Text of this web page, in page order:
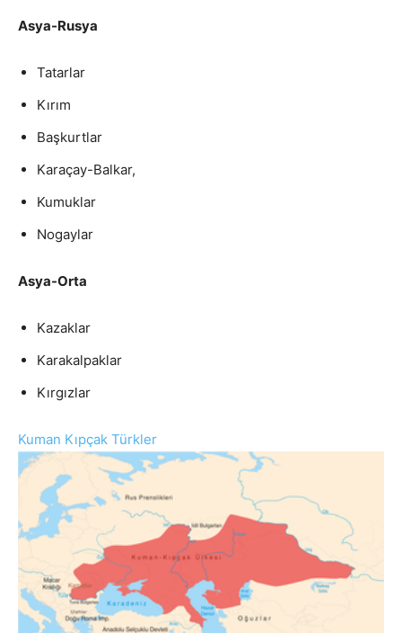
Asya-Rusya
Tatarlar
Kırım
Başkurtlar
Karaçay-Balkar,
Kumuklar
Nogaylar
Asya-Orta
Kazaklar
Karakalpaklar
Kırgızlar
Kuman Kıpçak Türkler